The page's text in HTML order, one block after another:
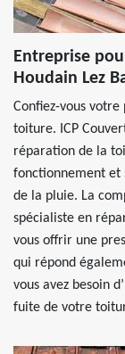
Entreprise
Houdain Lez
Confiez-vous
toiture. ICP
réparation de la
fonctionnement et
de la pluie. La
spécialiste en
vous offrir une
qui répond
vous avez besoin
fuite de votre